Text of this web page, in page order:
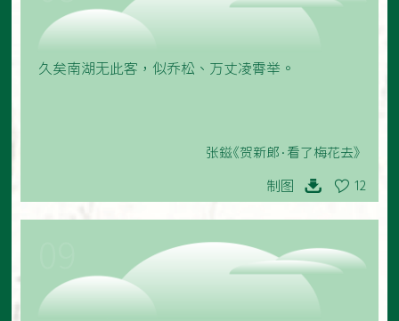
久矣南湖无此客，似乔松、万丈凌霄举。
张鎡《贺新郎·看了梅花去》
制图 12